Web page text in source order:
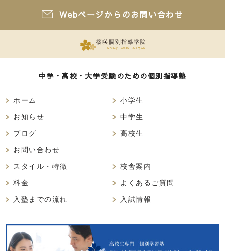
Webページからのお問い合わせ
中学・高校・大学受験のための個別指導塾
ホーム
お知らせ
ブログ
お問い合わせ
小学生
中学生
高校生
スタイル・特徴
料金
入塾までの流れ
校舎案内
よくあるご質問
入試情報